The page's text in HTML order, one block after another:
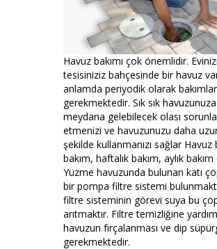
Havuz bakımı çok önemlidir.
tesisiniziz bahçesinde bir havuz
anlamda periyodik olarak
gerekmektedir. Sık sık
meydana gelebilecek olası
etmenizi ve havuzunuzu daha
şekilde kullanmanızı sağlar Havuz
bakım, haftalık bakım, aylık bakım
Yüzme havuzunda bulunan katı
bir pompa filtre sistemi
filtre sisteminin görevi suya bu
arıtmaktır. Filtre temizliğine
havuzun fırçalanması ve dip
gerekmektedir.